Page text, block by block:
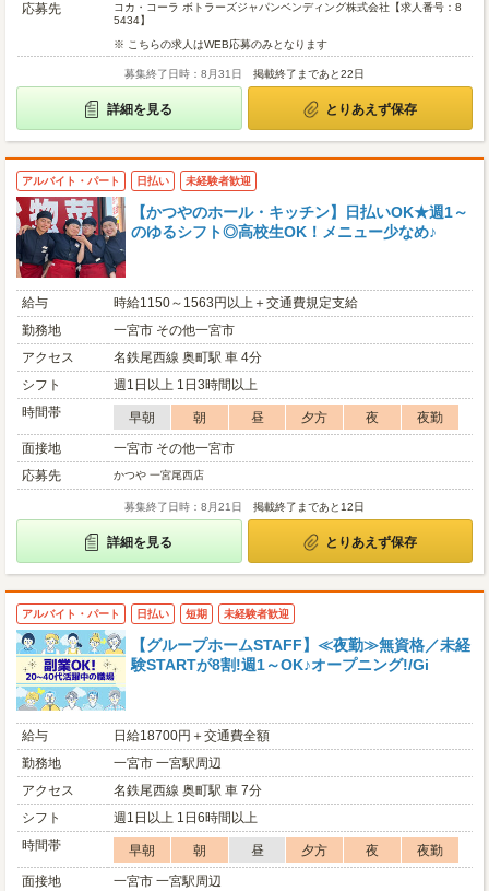
応募先
コカ・コーラ ボトラーズジャパンベンディング株式会社【求人番号：8
5434】
※ こちらの求人はWEB応募のみとなります
募集終了日時：8月31日 掲載終了まであと22日
詳細を見る とりあえず保存
アルバイト・パート 日払い 未経験者歓迎
【かつやのホール・キッチン】日払いOK★週1～
のゆるシフト◎高校生OK！メニュー少なめ♪
給与
時給1150～1563円以上＋交通費規定支給
勤務地
一宮市 その他一宮市
アクセス
名鉄尾西線 奥町駅 車 4分
シフト
週1日以上 1日3時間以上
時間帯
早朝 朝 昼 夕方 夜
夜勤
面接地
一宮市 その他一宮市
応募先
かつや 一宮尾西店
募集終了日時：8月21日 掲載終了まであと12日
詳細を見る とりあえず保存
アルバイト・パート 日払い 短期 未経験者歓迎
【グループホームSTAFF】≪夜勤≫無資格／未経
験STARTが8割!週1～OK♪オープニング!/Gi
給与
日給18700円＋交通費全額
勤務地
一宮市 一宮駅周辺
アクセス
名鉄尾西線 奥町駅 車 7分
シフト
週1日以上 1日6時間以上
時間帯
早朝 朝 昼 夕方 夜
夜勤
面接地
一宮市 一宮駅周辺